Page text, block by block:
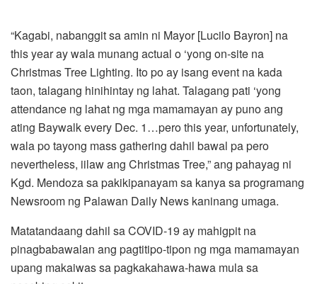
“Kagabi, nabanggit sa amin ni Mayor [Lucilo Bayron] na
this year ay wala munang actual o ‘yong on-site na
Christmas Tree Lighting. Ito po ay isang event na kada
taon, talagang hinihintay ng lahat. Talagang pati ‘yong
attendance ng lahat ng mga mamamayan ay puno ang
ating Baywalk every Dec. 1…pero this year, unfortunately,
wala po tayong mass gathering dahil bawal pa pero
nevertheless, iilaw ang Christmas Tree,” ang pahayag ni
Kgd. Mendoza sa pakikipanayam sa kanya sa programang
Newsroom ng Palawan Daily News kaninang umaga.
Matatandaang dahil sa COVID-19 ay mahigpit na
pinagbabawalan ang pagtitipo-tipon ng mga mamamayan
upang makaiwas sa pagkakahawa-hawa mula sa